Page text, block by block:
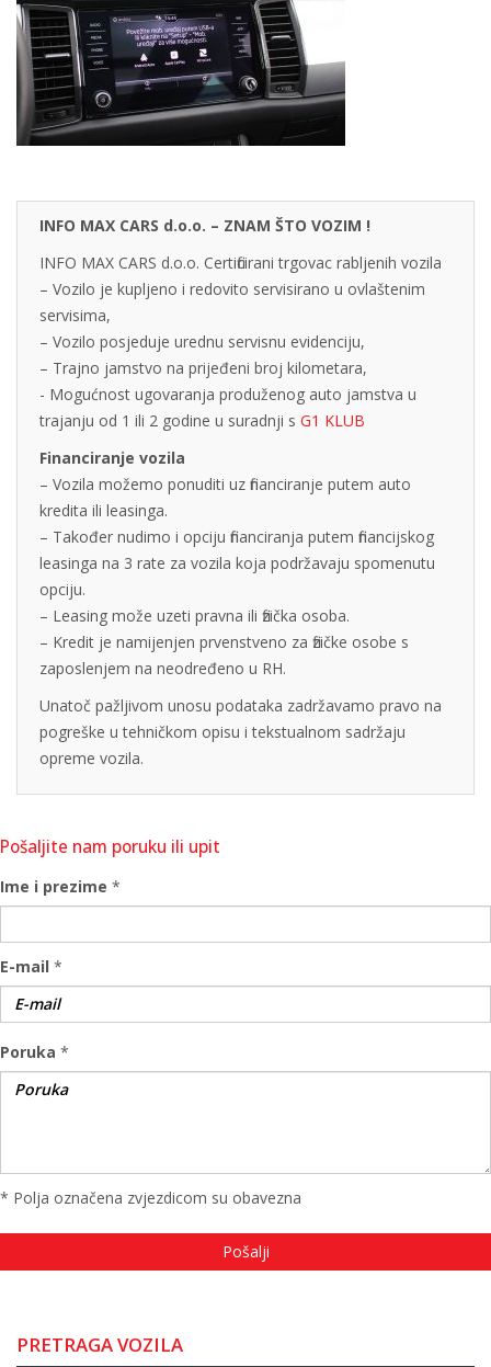
INFO MAX CARS d.o.o. – ZNAM ŠTO VOZIM !
INFO MAX CARS d.o.o. Certificirani trgovac rabljenih vozila
– Vozilo je kupljeno i redovito servisirano u ovlaštenim
servisima,
– Vozilo posjeduje urednu servisnu evidenciju,
– Trajno jamstvo na prijeđeni broj kilometara,
- Mogućnost ugovaranja produženog auto jamstva u
trajanju od 1 ili 2 godine u suradnji s G1 KLUB
Financiranje vozila
– Vozila možemo ponuditi uz financiranje putem auto
kredita ili leasinga.
– Također nudimo i opciju financiranja putem financijskog
leasinga na 3 rate za vozila koja podržavaju spomenutu
opciju.
– Leasing može uzeti pravna ili fizička osoba.
– Kredit je namijenjen prvenstveno za fizičke osobe s
zaposlenjem na neodređeno u RH.
Unatoč pažljivom unosu podataka zadržavamo pravo na
pogreške u tehničkom opisu i tekstualnom sadržaju
opreme vozila.
Pošaljite nam poruku ili upit
Ime i prezime *
E-mail *
Poruka *
* Polja označena zvjezdicom su obavezna
PRETRAGA VOZILA